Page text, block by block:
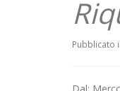
Pubblicato